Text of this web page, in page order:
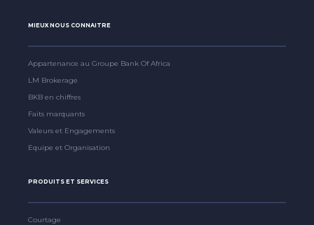
MIEUX NOUS CONNAITRE
Appartenance au Groupe Bank Of Africa
LM Brokerage
BKB en chiffres
Faits marquants
Valeurs et Engagements
Equipe et Organisation
PRODUITS ET SERVICES
Courtage